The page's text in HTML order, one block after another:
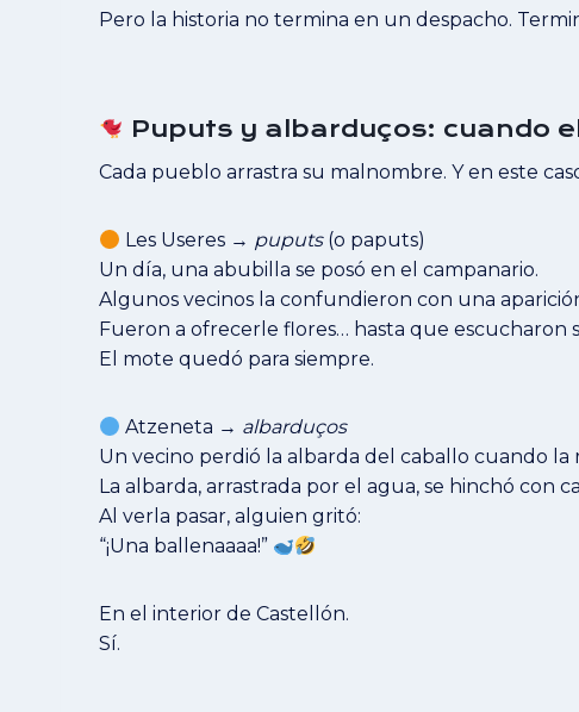
Pero la historia no termina en un despacho.
Puputs y albarduços: cuando
Cada pueblo arrastra su malnombre. Y en este
Les Useres → puputs(o paputs)
Un día, una abubilla se posó en el campanario.
Algunos vecinos la confundieron con una
Fueron a ofrecerle flores… hasta que escucharon
El mote quedó para siempre.
Atzeneta → albarduços
Un vecino perdió la albarda del caballo cuando la
La albarda, arrastrada por el agua, se hinchó con
Al verla pasar, alguien gritó:
“¡Una ballenaaaa!”
En el interior de Castellón.
Sí.